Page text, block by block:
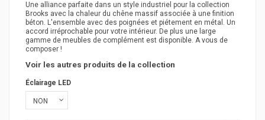
Une alliance parfaite dans un style industriel pour la collection
Brooks avec la chaleur du chêne massif associée à une finition
béton. L'ensemble avec des poignées et piétement en métal. Un
accord irréprochable pour votre intérieur. De plus une large
gamme de meubles de complément est disponible. A vous de
composer !
Voir les autres produits de la collection
Éclairage LED